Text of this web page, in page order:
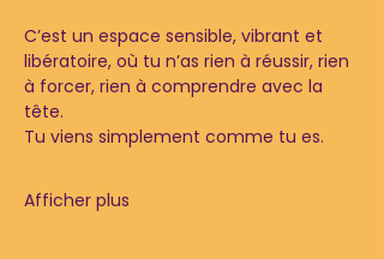
C’est un espace sensible, vibrant et
libératoire, où tu n’as rien à réussir, rien
à forcer, rien à comprendre avec la
tête.
Tu viens simplement comme tu es.
Afficher plus